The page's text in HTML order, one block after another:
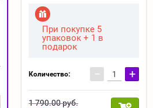
При покупке 5
упаковок + 1 в
подарок
Количество: − +
1 790.00 руб.